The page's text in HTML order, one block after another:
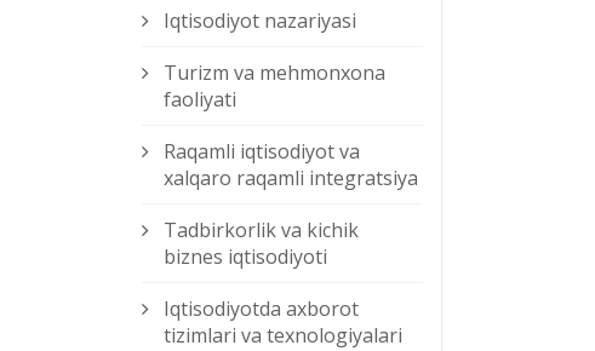
Iqtisodiyot nazariyasi
Turizm va mehmonxona
faoliyati
Raqamli iqtisodiyot va
xalqaro raqamli integratsiya
Tadbirkorlik va kichik
biznes iqtisodiyoti
Iqtisodiyotda axborot
tizimlari va texnologiyalari